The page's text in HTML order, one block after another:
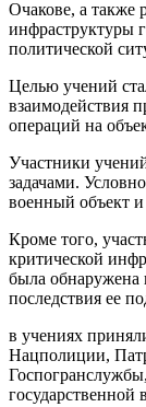
Очакове, а также
инфраструктуры
политической
Целью учений
взаимодействия
операций на
Участники
задачами.
военный объект
Кроме того,
критической
была обнаружена
последствия ее
в учениях
Нацполиции,
государственной